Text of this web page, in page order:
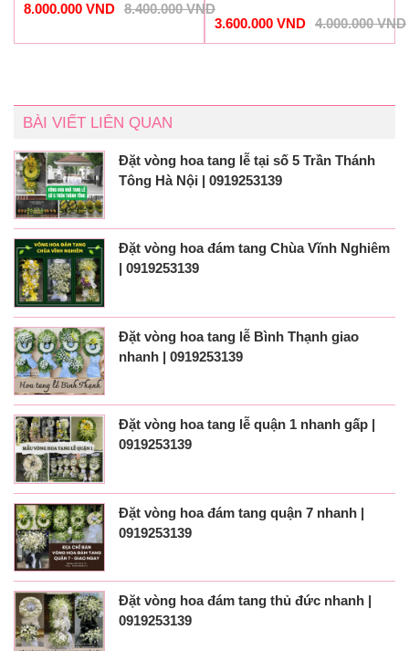
8.400.000VND
8.000.000 VND
4.000.000VND
3.600.000 VND
BÀI VIẾT LIÊN QUAN
Đặt vòng hoa tang lễ tại số 5 Trần Thánh
Tông Hà Nội | 0919253139
Đặt vòng hoa đám tang Chùa Vĩnh Nghiêm
| 0919253139
Đặt vòng hoa tang lễ Bình Thạnh giao
nhanh | 0919253139
Đặt vòng hoa tang lễ quận 1 nhanh gấp |
0919253139
Đặt vòng hoa đám tang quận 7 nhanh |
0919253139
Đặt vòng hoa đám tang thủ đức nhanh |
0919253139